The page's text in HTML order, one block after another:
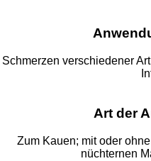
Schmerzen verschiedener
Art der
Zum Kauen; mit oder
nüchternen